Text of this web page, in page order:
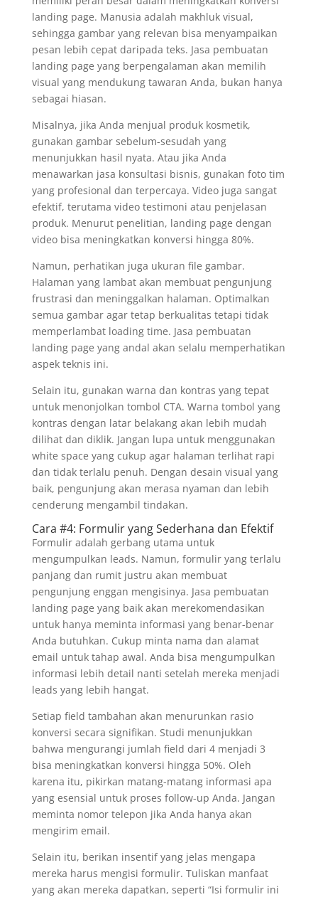
landing page. Manusia adalah makhluk visual,
sehingga gambar yang relevan bisa menyampaikan
pesan lebih cepat daripada teks. Jasa pembuatan
landing page yang berpengalaman akan memilih
visual yang mendukung tawaran Anda, bukan hanya
sebagai hiasan.
Misalnya, jika Anda menjual produk kosmetik,
gunakan gambar sebelum-sesudah yang
menunjukkan hasil nyata. Atau jika Anda
menawarkan jasa konsultasi bisnis, gunakan foto tim
yang profesional dan terpercaya. Video juga sangat
efektif, terutama video testimoni atau penjelasan
produk. Menurut penelitian, landing page dengan
video bisa meningkatkan konversi hingga 80%.
Namun, perhatikan juga ukuran file gambar.
Halaman yang lambat akan membuat pengunjung
frustrasi dan meninggalkan halaman. Optimalkan
semua gambar agar tetap berkualitas tetapi tidak
memperlambat loading time. Jasa pembuatan
landing page yang andal akan selalu memperhatikan
aspek teknis ini.
Selain itu, gunakan warna dan kontras yang tepat
untuk menonjolkan tombol CTA. Warna tombol yang
kontras dengan latar belakang akan lebih mudah
dilihat dan diklik. Jangan lupa untuk menggunakan
white space yang cukup agar halaman terlihat rapi
dan tidak terlalu penuh. Dengan desain visual yang
baik, pengunjung akan merasa nyaman dan lebih
cenderung mengambil tindakan.
Cara #4: Formulir yang Sederhana dan Efektif
Formulir adalah gerbang utama untuk
mengumpulkan leads. Namun, formulir yang terlalu
panjang dan rumit justru akan membuat
pengunjung enggan mengisinya. Jasa pembuatan
landing page yang baik akan merekomendasikan
untuk hanya meminta informasi yang benar-benar
Anda butuhkan. Cukup minta nama dan alamat
email untuk tahap awal. Anda bisa mengumpulkan
informasi lebih detail nanti setelah mereka menjadi
leads yang lebih hangat.
Setiap field tambahan akan menurunkan rasio
konversi secara signifikan. Studi menunjukkan
bahwa mengurangi jumlah field dari 4 menjadi 3
bisa meningkatkan konversi hingga 50%. Oleh
karena itu, pikirkan matang-matang informasi apa
yang esensial untuk proses follow-up Anda. Jangan
meminta nomor telepon jika Anda hanya akan
mengirim email.
Selain itu, berikan insentif yang jelas mengapa
mereka harus mengisi formulir. Tuliskan manfaat
yang akan mereka dapatkan, seperti “Isi formulir ini